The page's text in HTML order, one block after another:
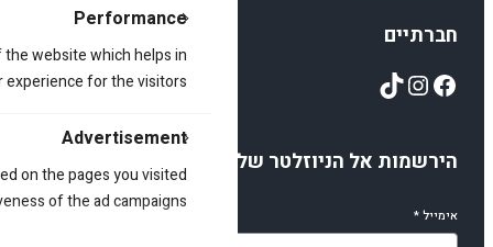
Performance
website which helps in
for the visitors.
Advertisement
on the pages you visited
of the ad campaigns.
חברתיים
Facebook
Instagram
TikTok
הירשמות אל הניוזלטר שלנו
אימייל*